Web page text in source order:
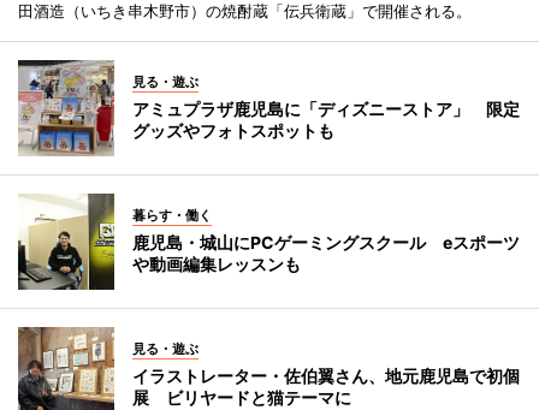
田酒造（いちき串木野市）の焼酎蔵「伝兵衛蔵」で開催される。
見る・遊ぶ
アミュプラザ鹿児島に「ディズニーストア」 限定
グッズやフォトスポットも
暮らす・働く
鹿児島・城山にPCゲーミングスクール eスポーツ
や動画編集レッスンも
見る・遊ぶ
イラストレーター・佐伯翼さん、地元鹿児島で初個
展 ビリヤードと猫テーマに